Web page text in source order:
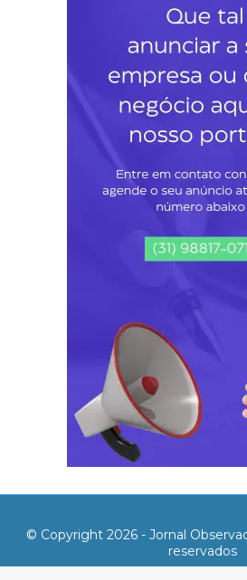
© Copyright 2026 - Jornal
reservados